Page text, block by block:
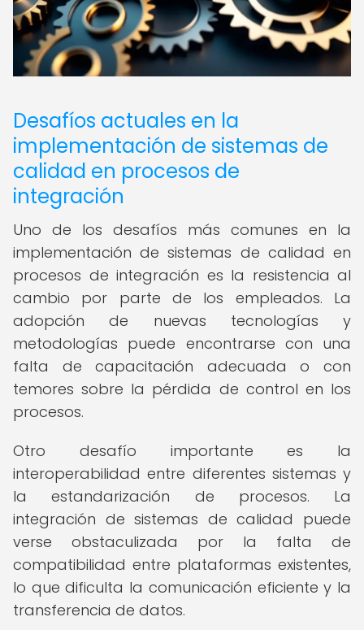
Desafíos actuales en la
implementación de sistemas de
calidad en procesos de
integración
Uno de los desafíos más comunes en la
implementación de sistemas de calidad en
procesos de integración es la resistencia al
cambio por parte de los empleados. La
adopción de nuevas tecnologías y
metodologías puede encontrarse con una
falta de capacitación adecuada o con
temores sobre la pérdida de control en los
procesos.
Otro desafío importante es la
interoperabilidad entre diferentes sistemas y
la estandarización de procesos. La
integración de sistemas de calidad puede
verse obstaculizada por la falta de
compatibilidad entre plataformas existentes,
lo que dificulta la comunicación eficiente y la
transferencia de datos.